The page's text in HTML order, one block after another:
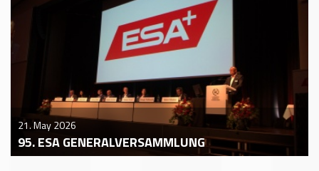
21. May 2026
95. ESA GENERALVERSAMMLUNG